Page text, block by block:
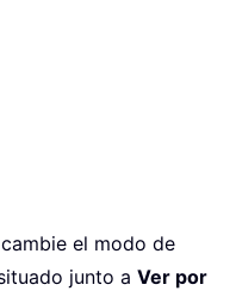
el modo de
junto a Ver por